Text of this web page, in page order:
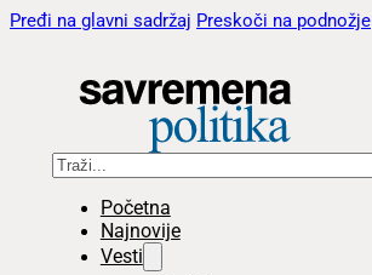
Pređi na glavni sadržaj Preskoči na podnožje
Pretraga
Početna
Najnovije
Vesti